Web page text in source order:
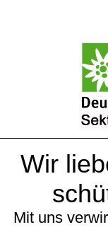
Wir
Mit uns